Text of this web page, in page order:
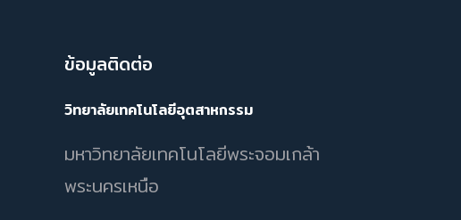
ข้อมูลติดต่อ
วิทยาลัยเทคโนโลยีอุตสาหกรรม
มหาวิทยาลัยเทคโนโลยีพระจอมเกล้า
พระนครเหนือ